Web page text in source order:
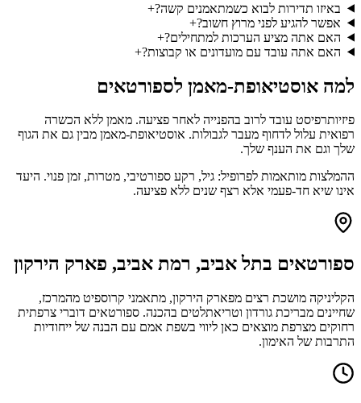
באיזו תדירות לבוא כשמתאמנים קשה?+
אפשר להגיע לפני מרוץ חשוב?+
האם אתה מציע הערכות למתחילים?+
האם אתה עובד עם מועדונים או קבוצות?+
למה אוסטיאופת-מאמן לספורטאים
פיזיותרפיסט עובד לרוב בהפנייה לאחר פציעה. מאמן ללא הכשרה
רפואית עלול לדחוף מעבר לגבולות. אוסטיאופת-מאמן מבין גם את הגוף
שלך וגם את הענף שלך.
ההמלצות מותאמות לפרופיל: גיל, רקע ספורטיבי, מטרות, זמן פנוי. היעד
אינו שיא חד-פעמי אלא רצף שנים ללא פציעה.
ספורטאים בתל אביב, רמת אביב, פארק הירקון
הקליניקה מושכת רצים מפארק הירקון, מתאמני קרוספיט מהמרכז,
שחיינים מבריכת גורדון וטריאתלטים בהכנה. ספורטאים דוברי צרפתית
רחוקים מצרפת מוצאים כאן ליווי בשפת אמם עם הבנה של ייחודיות
התרבות של האימון.